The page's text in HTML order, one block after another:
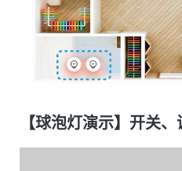
【球泡灯演示】开关